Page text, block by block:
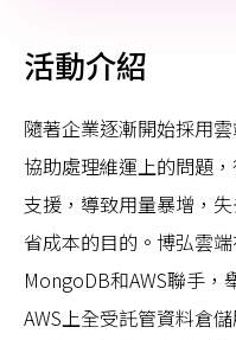
活動介紹
隨著企業逐漸開始採用
協助處理維運上的問題
支援，導致用量暴增，
省成本的目的。博弘雲
MongoDB和AWS聯手
AWS上全受託管資料倉